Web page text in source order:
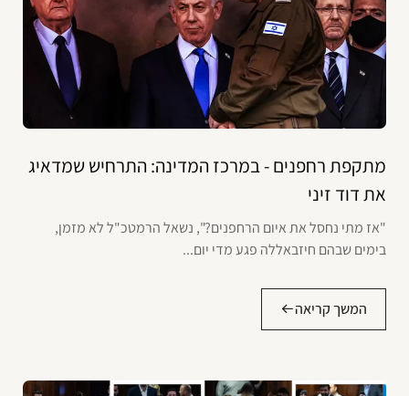
מתקפת רחפנים - במרכז המדינה: התרחיש שמדאיג
את דוד זיני
"אז מתי נחסל את איום הרחפנים?", נשאל הרמטכ"ל לא מזמן,
בימים שבהם חיזבאללה פגע מדי יום...
המשך קריאה